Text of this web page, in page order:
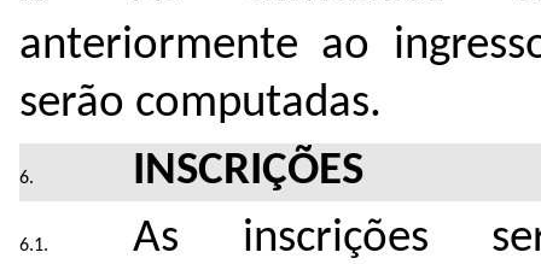
anteriormente ao
serão computadas.
INSCRIÇÕES
As inscrições